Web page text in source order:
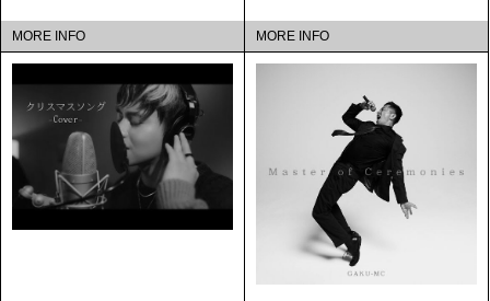
MORE INFO MORE INFO